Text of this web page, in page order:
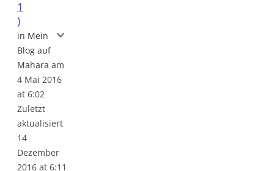
1
)
Reflexion auf das Seminar "Grundlagen der
in Mein
Blog auf
Maharaam
4 Mai 2016
at 6:02
Zuletzt
aktualisiert
14
Dezember
2016 at 6:11